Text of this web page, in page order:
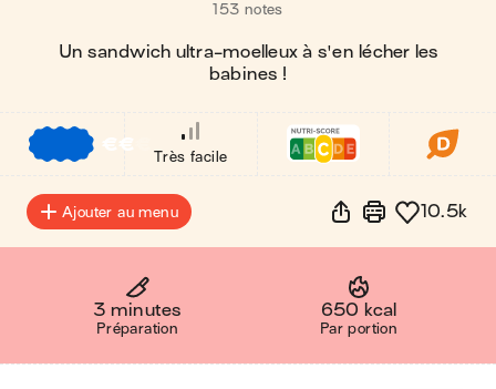
153 notes
Un sandwich ultra-moelleux à s'en lécher les
babines !
€€
Très facile
Ajouter au menu 10.5k
3 minutes
Préparation
650 kcal
Par portion